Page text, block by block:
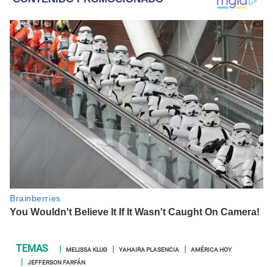
MELISSA KLUG YAHAIRA PLASENCIA
AMÉRICA HOY
JEFFERSON FARFÁN